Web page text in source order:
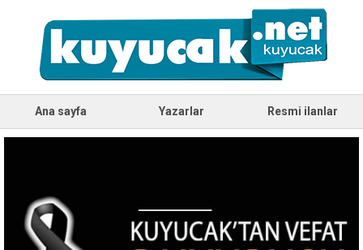
Ana sayfa Yazarlar Resmi ilanlar